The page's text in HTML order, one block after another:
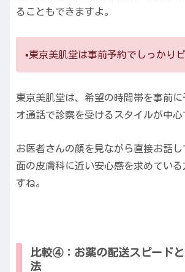
ることもできますよ。
▪️東京美肌堂は事前予約でしっかり
東京美肌堂は、希望の時間帯を事前
オ通話で診察を受けるスタイルが中心
お医者さんの顔を見ながら直接お話
面の皮膚科に近い安心感を求めてい
すね。
比較④：お薬の配送スピード
法